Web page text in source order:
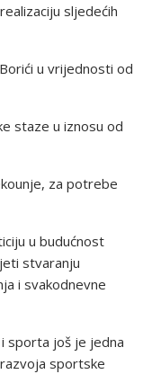
sljedećih
u vrijednosti od
staze u iznosu od
za potrebe
u budućnost
stvaranju
i svakodnevne
sporta još je jedna
sportske